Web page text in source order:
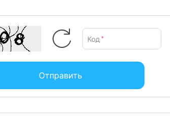
Код *
Отправить